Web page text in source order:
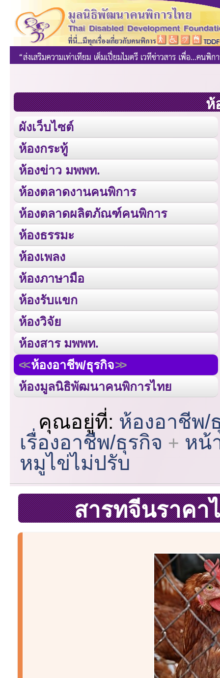
ห้
ผังเว็บไซต์
ห้องกระทู้
ห้องข่าว มพพท.
ห้องตลาดงานคนพิการ
ห้องตลาดผลิตภัณฑ์คนพิการ
ห้องธรรมะ
ห้องเพลง
ห้องภาษามือ
ห้องรับแขก
ห้องวิจัย
ห้องสาร มพพท.
ห้องอาชีพ/ธุรกิจ
ห้องมูลนิธิพัฒนาคนพิการไทย
คุณอยู่ที่: ห้องอาชีพ/
เรื่องอาชีพ/ธุรกิจ
หน้
หมูไข่ไม่ปรับ
สารทจีนราคา